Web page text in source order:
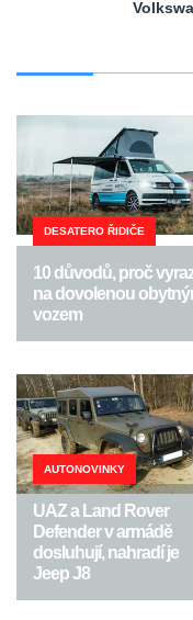
DESATERO ŘIDIČE
10 důvodů, proč
na dovolenou
vozem
AUTONOVINKY
UAZ a Land Rover
Defender v armádě
dosluhují, nahradí je
Jeep J8